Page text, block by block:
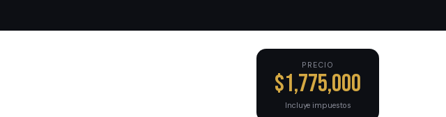
PRECIO
$1,775,000
Incluye impuestos